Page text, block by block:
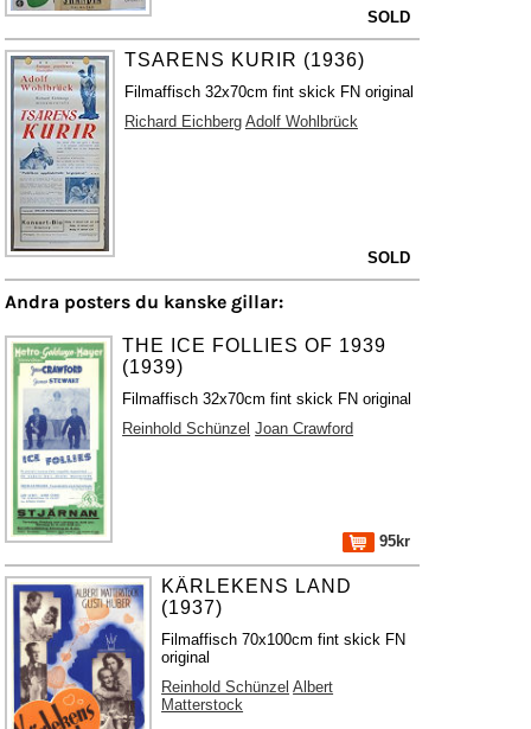
SOLD
TSARENS KURIR (1936)
Filmaffisch 32x70cm fint skick FN original
Richard Eichberg Adolf Wohlbrück
SOLD
Andra posters du kanske gillar:
THE ICE FOLLIES OF 1939
(1939)
Filmaffisch 32x70cm fint skick FN original
Reinhold Schünzel Joan Crawford
95kr
KÄRLEKENS LAND
(1937)
Filmaffisch 70x100cm fint skick FN
original
Reinhold Schünzel Albert
Matterstock